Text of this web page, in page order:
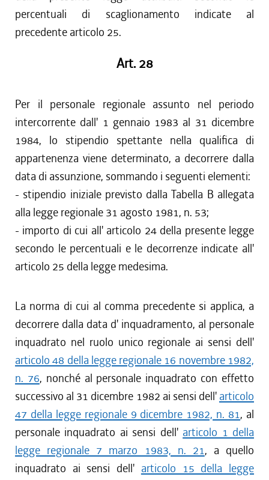
percentuali di scaglionamento indicate al
precedente articolo 25.
Art. 28
Per il personale regionale assunto nel periodo
intercorrente dall' 1 gennaio 1983 al 31 dicembre
1984, lo stipendio spettante nella qualifica di
appartenenza viene determinato, a decorrere dalla
data di assunzione, sommando i seguenti elementi:
- stipendio iniziale previsto dalla Tabella B allegata
alla legge regionale 31 agosto 1981, n. 53;
- importo di cui all' articolo 24 della presente legge
secondo le percentuali e le decorrenze indicate all'
articolo 25 della legge medesima.
La norma di cui al comma precedente si applica, a
decorrere dalla data d' inquadramento, al personale
inquadrato nel ruolo unico regionale ai sensi dell'
articolo 48 della legge regionale 16 novembre 1982,
n. 76, nonché al personale inquadrato con effetto
successivo al 31 dicembre 1982 ai sensi dell' articolo
47 della legge regionale 9 dicembre 1982, n. 81, al
personale inquadrato ai sensi dell' articolo 1 della
legge regionale 7 marzo 1983, n. 21, a quello
inquadrato ai sensi dell' articolo 15 della legge